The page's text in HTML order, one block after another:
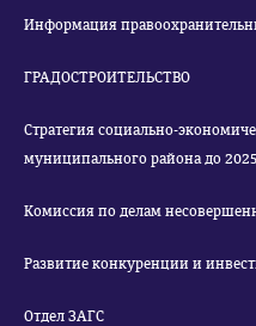
Информация
ГРАДОСТРОИТЕЛЬСТВО
Стратегия социально-
муниципального района до
Комиссия по делам
Развитие конкуренции и
Отдел ЗАГС